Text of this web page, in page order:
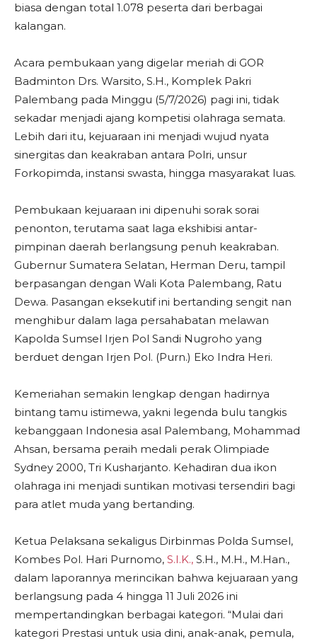
biasa dengan total 1.078 peserta dari berbagai
kalangan.
​Acara pembukaan yang digelar meriah di GOR
Badminton Drs. Warsito, S.H., Komplek Pakri
Palembang pada Minggu (5/7/2026) pagi ini, tidak
sekadar menjadi ajang kompetisi olahraga semata.
Lebih dari itu, kejuaraan ini menjadi wujud nyata
sinergitas dan keakraban antara Polri, unsur
Forkopimda, instansi swasta, hingga masyarakat luas.
​Pembukaan kejuaraan ini dipenuhi sorak sorai
penonton, terutama saat laga ekshibisi antar-
pimpinan daerah berlangsung penuh keakraban.
Gubernur Sumatera Selatan, Herman Deru, tampil
berpasangan dengan Wali Kota Palembang, Ratu
Dewa. Pasangan eksekutif ini bertanding sengit nan
menghibur dalam laga persahabatan melawan
Kapolda Sumsel Irjen Pol Sandi Nugroho yang
berduet dengan Irjen Pol. (Purn.) Eko Indra Heri.
​Kemeriahan semakin lengkap dengan hadirnya
bintang tamu istimewa, yakni legenda bulu tangkis
kebanggaan Indonesia asal Palembang, Mohammad
Ahsan, bersama peraih medali perak Olimpiade
Sydney 2000, Tri Kusharjanto. Kehadiran dua ikon
olahraga ini menjadi suntikan motivasi tersendiri bagi
para atlet muda yang bertanding.
​Ketua Pelaksana sekaligus Dirbinmas Polda Sumsel,
Kombes Pol. Hari Purnomo, S.I.K., S.H., M.H., M.Han.,
dalam laporannya merincikan bahwa kejuaraan yang
berlangsung pada 4 hingga 11 Juli 2026 ini
mempertandingkan berbagai kategori. “Mulai dari
kategori Prestasi untuk usia dini, anak-anak, pemula,